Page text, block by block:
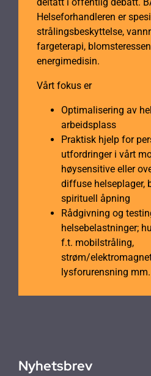
Helseforhandleren er
strålingsbeskyttelse,
fargeterapi,
energimedisin.
Vårt fokus er
Optimalisering av
arbeidsplass
Praktisk hjelp for
utfordringer i vårt
høysensitive eller
diffuse helseplager,
spirituell åpning
Rådgivning og
helsebelastninger;
f.t. mobilstråling,
strøm/
lysforurensning mm.
Nyhetsbrev